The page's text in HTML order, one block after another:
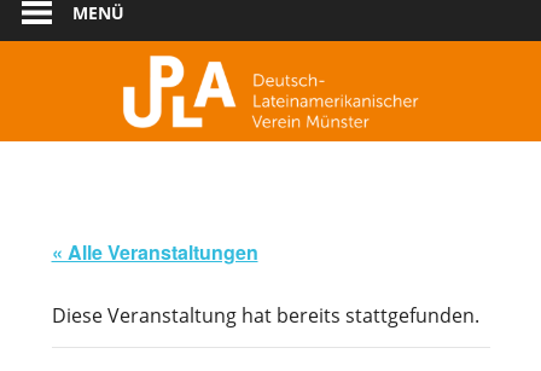
MENÜ
« Alle Veranstaltungen
Diese Veranstaltung hat bereits stattgefunden.